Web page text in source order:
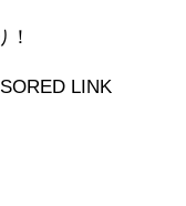
！
LINK